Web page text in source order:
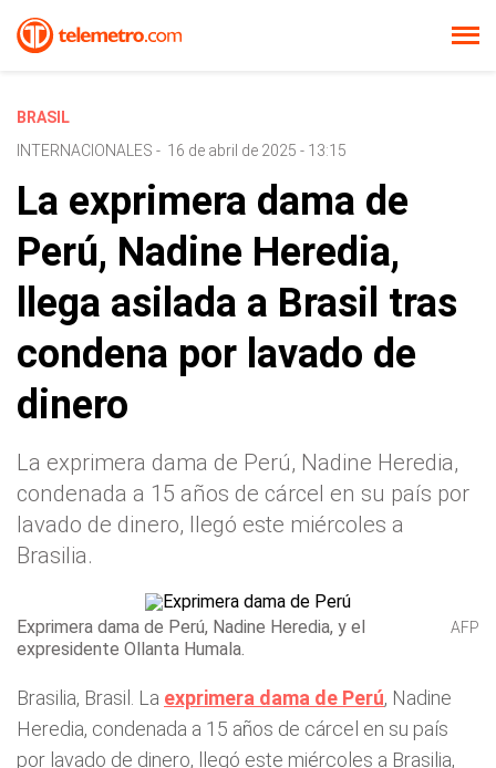
BRASIL
INTERNACIONALES - 16 de abril de 2025 - 13:15
La exprimera dama de
Perú, Nadine Heredia,
llega asilada a Brasil tras
condena por lavado de
dinero
La exprimera dama de Perú, Nadine Heredia,
condenada a 15 años de cárcel en su país por
lavado de dinero, llegó este miércoles a
Brasilia.
Exprimera dama de Perú, Nadine Heredia, y el
expresidente Ollanta Humala.
AFP
Brasilia, Brasil. La exprimera dama de Perú, Nadine
Heredia, condenada a 15 años de cárcel en su país
por lavado de dinero, llegó este miércoles a Brasilia,